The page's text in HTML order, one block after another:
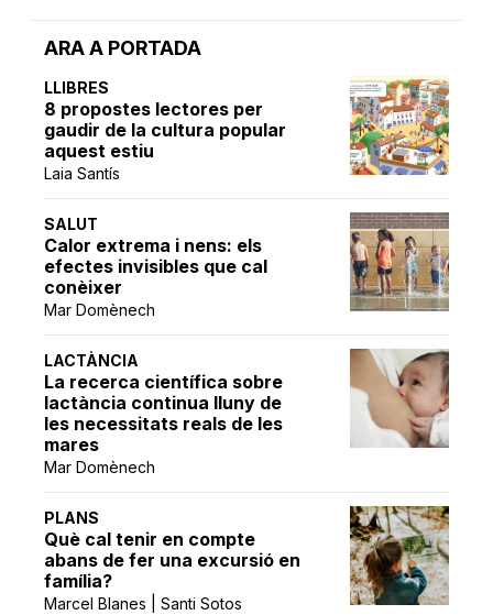
ARA A PORTADA
LLIBRES
8 propostes lectores per
gaudir de la cultura popular
aquest estiu
Laia Santís
SALUT
Calor extrema i nens: els
efectes invisibles que cal
conèixer
Mar Domènech
LACTÀNCIA
La recerca científica sobre
lactància continua lluny de
les necessitats reals de les
mares
Mar Domènech
PLANS
Què cal tenir en compte
abans de fer una excursió en
família?
Marcel Blanes | Santi Sotos